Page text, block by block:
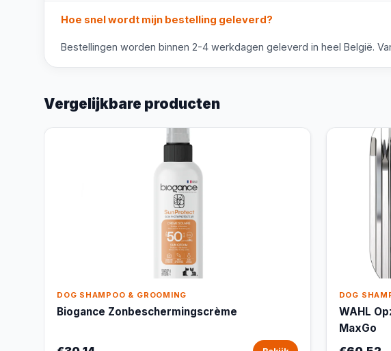
Hoe snel wordt mijn bestelling geleverd?
Bestellingen worden binnen 2-4 werkdagen geleverd in heel België.
Vergelijkbare producten
DOG SHAMPOO & GROOMING
Biogance Zonbeschermingscrème
DOG
WAHL
MaxGo